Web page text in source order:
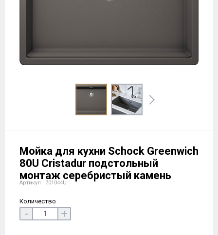
Мойка для кухни Schock Greenwich
80U Cristadur подстольный
монтаж серебристый камень
Артикул : 701044U
Количество
- +